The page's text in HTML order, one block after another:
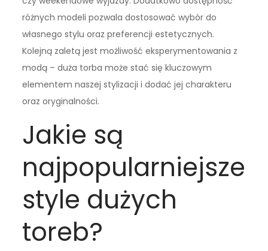
różnych modeli pozwala dostosować wybór do
własnego stylu oraz preferencji estetycznych.
Kolejną zaletą jest możliwość eksperymentowania z
modą – duża torba może stać się kluczowym
elementem naszej stylizacji i dodać jej charakteru
oraz oryginalności.
Jakie są
najpopularniejsze
style dużych
toreb?